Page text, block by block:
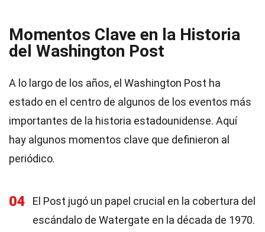
Momentos Clave en la Historia
del Washington Post
A lo largo de los años, el Washington Post ha
estado en el centro de algunos de los eventos más
importantes de la historia estadounidense. Aquí
hay algunos momentos clave que definieron al
periódico.
04
El Post jugó un papel crucial en la cobertura del
escándalo de Watergate en la década de 1970.